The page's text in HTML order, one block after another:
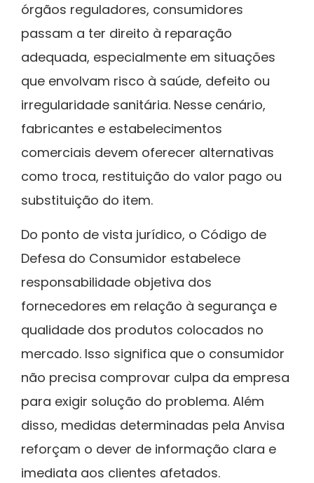
órgãos reguladores, consumidores
passam a ter direito à reparação
adequada, especialmente em situações
que envolvam risco à saúde, defeito ou
irregularidade sanitária. Nesse cenário,
fabricantes e estabelecimentos
comerciais devem oferecer alternativas
como troca, restituição do valor pago ou
substituição do item.
Do ponto de vista jurídico, o Código de
Defesa do Consumidor estabelece
responsabilidade objetiva dos
fornecedores em relação à segurança e
qualidade dos produtos colocados no
mercado. Isso significa que o consumidor
não precisa comprovar culpa da empresa
para exigir solução do problema. Além
disso, medidas determinadas pela Anvisa
reforçam o dever de informação clara e
imediata aos clientes afetados.